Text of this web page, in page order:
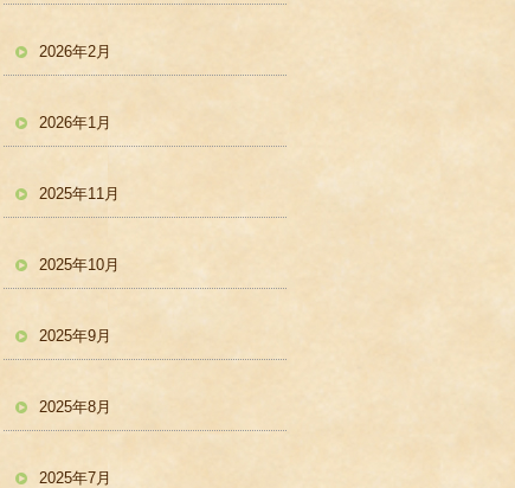
2026年2月
2026年1月
2025年11月
2025年10月
2025年9月
2025年8月
2025年7月